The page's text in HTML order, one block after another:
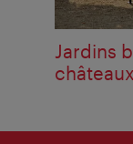
Jardins
châteaux